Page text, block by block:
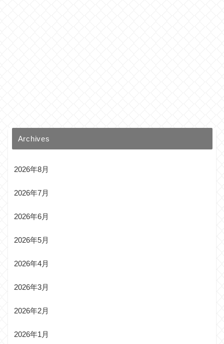
Archives
2026年8月
2026年7月
2026年6月
2026年5月
2026年4月
2026年3月
2026年2月
2026年1月